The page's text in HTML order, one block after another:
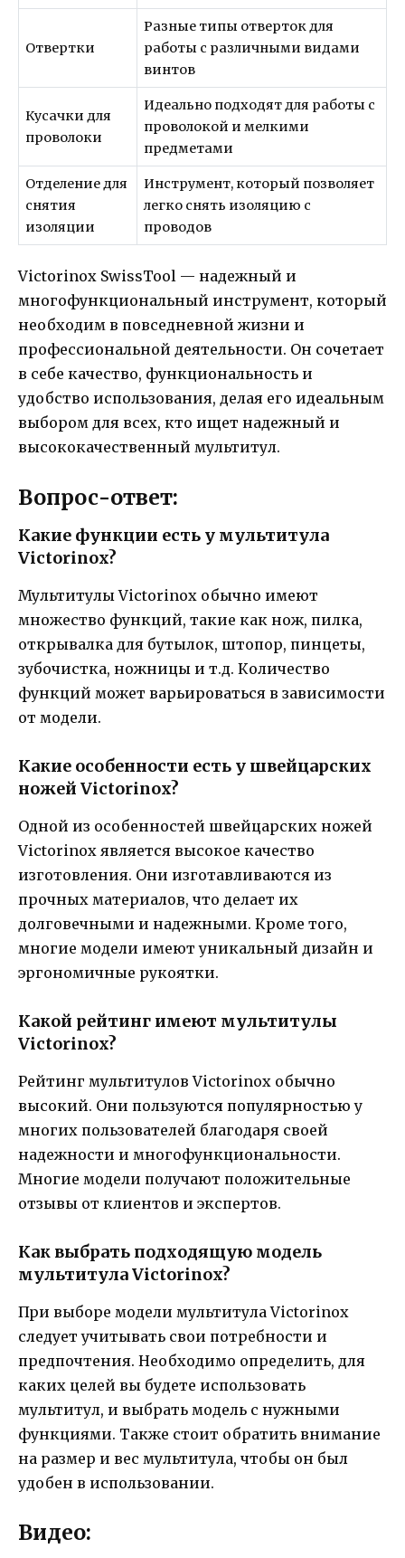
Отвертки
Разные типы отверток для
работы с различными видами
винтов
Кусачки для
проволоки
Идеально подходят для работы с
проволокой и мелкими
предметами
Отделение для
снятия
изоляции
Инструмент, который позволяет
легко снять изоляцию с
проводов
Victorinox SwissTool — надежный и
многофункциональный инструмент, который
необходим в повседневной жизни и
профессиональной деятельности. Он сочетает
в себе качество, функциональность и
удобство использования, делая его идеальным
выбором для всех, кто ищет надежный и
высококачественный мультитул.
Вопрос-ответ:
Какие функции есть у мультитула
Victorinox?
Мультитулы Victorinox обычно имеют
множество функций, такие как нож, пилка,
открывалка для бутылок, штопор, пинцеты,
зубочистка, ножницы и т.д. Количество
функций может варьироваться в зависимости
от модели.
Какие особенности есть у швейцарских
ножей Victorinox?
Одной из особенностей швейцарских ножей
Victorinox является высокое качество
изготовления. Они изготавливаются из
прочных материалов, что делает их
долговечными и надежными. Кроме того,
многие модели имеют уникальный дизайн и
эргономичные рукоятки.
Какой рейтинг имеют мультитулы
Victorinox?
Рейтинг мультитулов Victorinox обычно
высокий. Они пользуются популярностью у
многих пользователей благодаря своей
надежности и многофункциональности.
Многие модели получают положительные
отзывы от клиентов и экспертов.
Как выбрать подходящую модель
мультитула Victorinox?
При выборе модели мультитула Victorinox
следует учитывать свои потребности и
предпочтения. Необходимо определить, для
каких целей вы будете использовать
мультитул, и выбрать модель с нужными
функциями. Также стоит обратить внимание
на размер и вес мультитула, чтобы он был
удобен в использовании.
Видео: